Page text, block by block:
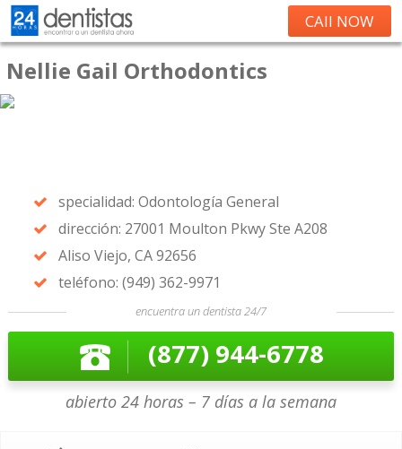
CAll NOW
Nellie Gail Orthodontics
specialidad: Odontología General
dirección: 27001 Moulton Pkwy Ste A208
Aliso Viejo, CA 92656
teléfono: (949) 362-9971
encuentra un dentista 24/7
(877) 944-6778
abierto 24 horas – 7 días a la semana